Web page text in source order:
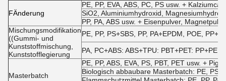
FÄnderung
PE, PP, EVA, ABS, PC, PS usw. +
SiO2, Aluminiumhydroxid,
PP, PA, ABS usw. + Eisenpulver,
Mischungsmodifikation
((Gummi- und
Kunststoffmischung,
Kunststofflegierung
PE, PP, PS+SBS, PP, PA+EPDM, POE,
PA, PC+ABS: ABS+TPU: PBT+PET: PP+PE
Masterbatch
PE, PP, ABS, EVA, PS, PBT, PET usw. +
Biologisch abbaubare Masterbatch: PE, PS,